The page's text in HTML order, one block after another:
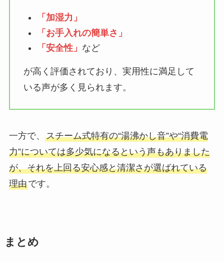
「加湿力」
「お手入れの簡単さ」
「安全性」 など
が高く評価されており、実用性に満足して
いる声が多く見られます。
一方で、 スチーム式特有の“湯沸かし音”や“消費電
力”については多少気になるという声もありました
が、それを上回る安心感と清潔さが選ばれている
理由です。
まとめ